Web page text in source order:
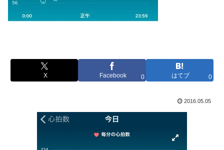
X Facebook 0 はてブ 0
2016.05.05